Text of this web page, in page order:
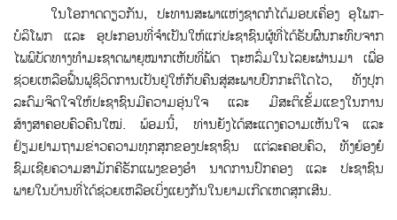
ໃນໂອກາດດຽວກັນ, ປະທານສະພາແຫ່ງຊາດກໍໄດ້ມອບເຄື່ອງ ອຸໂພກ-
ບໍລິໂພກ ແລະ ອຸປະກອນທີ່ຈຳເປັນໃຫ້ແກ່ປະຊາຊົນຜູ້ທີ່ໄດ້ຮັບຜົນກະທົບຈາກ
ໄພພິບັດທາງທຳມະຊາດພາຍຸໝາກເຫັບທີ່ພັດ ຖະຫລົ່ມໃນໄລຍະຜ່ານມາ ເພື່ອ
ຊ່ວຍເຫລືອຟ້ືນຟູຊີວິດການເປັນຢູ່ໃຫ້ກັບຄືນສູ່ສະພາບປົກກະຕິໂດໄວ, ທັງປຸກ
ລະດົມຈິດໃຈໃຫ້ປະຊາຊົນມີຄວາມອຸ່ນໃຈ ແລະ ມີສະຕິເຂັ້ມແຂງໃນການ
ສ້າງສາຄອບຄົວຄືນໃໝ່. ພ້ອມນີ້, ທ່ານຍັງໄດ້ສະແດງຄວາມເຫັນໃຈ ແລະ
ຢ້ຽມຢາມຖາມຂ່າວຄວາມທຸກສຸກຂອງປະຊາຊົນ ແຕ່ລະຄອບຄົວ, ທັງຍ້ອງຍໍ
ຊົມເຊີຍຄວາມສາມັກຄີຮັກແພງຂອງອຳ ນາດການປົກຄອງ ແລະ ປະຊາຊົນ
ພາຍໃນບ້ານທີ່ໄດ້ຊ່ວຍເຫລືອເບ່ິງແຍງກັນໃນຍາມເກີດເຫດສຸກເສີນ.